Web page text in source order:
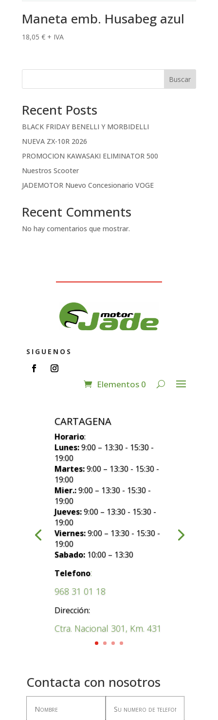
Maneta emb. Husabeg azul
18,05 € + IVA
Buscar
Recent Posts
BLACK FRIDAY BENELLI Y MORBIDELLI
NUEVA ZX-10R 2026
PROMOCION KAWASAKI ELIMINATOR 500
Nuestros Scooter
JADEMOTOR Nuevo Concesionario VOGE
Recent Comments
No hay comentarios que mostrar.
SIGUENOS
Elementos 0
CARTAGENA
Horario:
Lunes:9:00 – 13:30 - 15:30 -
19:00
Martes:9:00 – 13:30 - 15:30 -
19:00
Mier.:9:00 – 13:30 - 15:30 -
19:00
Jueves:9:00 – 13:30 - 15:30 -
19:00
Viernes:9:00 – 13:30 - 15:30 -
19:00
Sabado: 10:00 – 13:30
Telefono:
968 31 01 18
Dirección:
Ctra. Nacional 301, Km. 431
Contacta con nosotros